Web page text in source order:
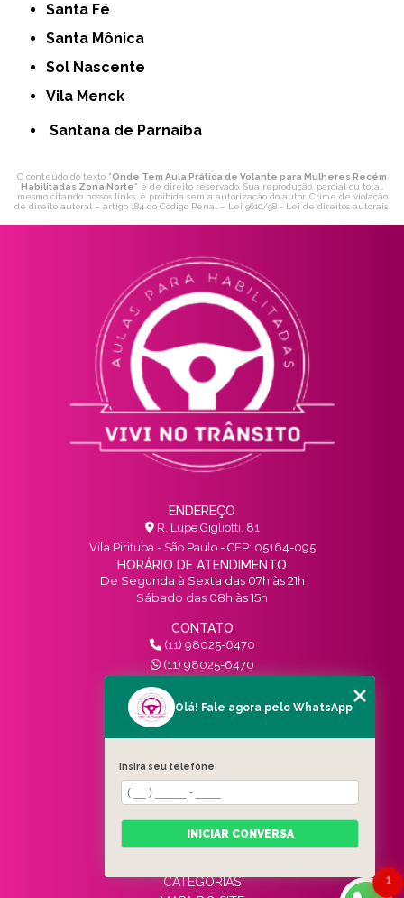
Santa Fé
Santa Mônica
Sol Nascente
Vila Menck
Santana de Parnaíba
O conteúdo do texto "Onde Tem Aula Prática de Volante para Mulheres Recém
Habilitadas Zona Norte" é de direito reservado. Sua reprodução, parcial ou total,
mesmo citando nossos links, é proibida sem a autorização do autor. Crime de violação
de direito autoral – artigo 184 do Código Penal – Lei 9610/98 - Lei de direitos autorais.
ENDEREÇO
R. Lupe Gigliotti, 81
Vila Pirituba - São Paulo - CEP: 05164-095
HORÁRIO DE ATENDIMENTO
De Segunda à Sexta das 07h às 21h
Sábado das 08h às 15h
CONTATO
(11) 98025-6470
(11) 98025-6470
contato@vivinotransito.com.br
SIGA-NOS!
MENU
HOME
QUEM SOMOS
SERVIÇOS
BLOG
CATEGORIAS
1
Olá! Fale agora pelo WhatsApp
Insira seu telefone
INICIAR CONVERSA